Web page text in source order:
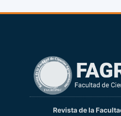
Revista de la